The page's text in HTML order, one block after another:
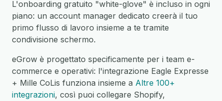
L'onboarding gratuito "white-glove" è incluso in ogni
piano: un account manager dedicato creerà il tuo
primo flusso di lavoro insieme a te tramite
condivisione schermo.
eGrow è progettato specificamente per i team e-
commerce e operativi: l'integrazione Eagle Expresse
+ Mille CoLis funziona insieme a Altre 100+
integrazioni, così puoi collegare Shopify,